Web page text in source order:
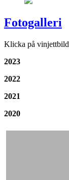
Fotogalleri
Klicka på
2023
2022
2021
2020